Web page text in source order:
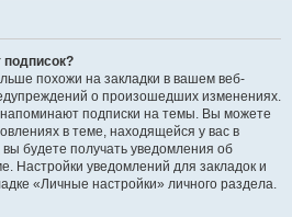
подписок?
похожи на закладки в вашем веб-
о произошедших изменениях.
подписки на темы. Вы можете
в теме, находящейся у вас в
вы будете получать уведомления об
Настройки уведомлений для закладок и
«Личные настройки» личного раздела.